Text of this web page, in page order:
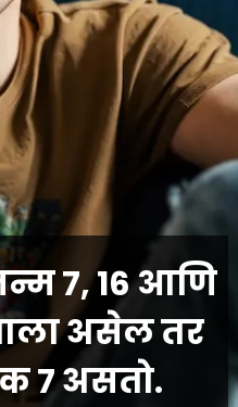
7, 16 आणि
असेल तर
7 असतो.